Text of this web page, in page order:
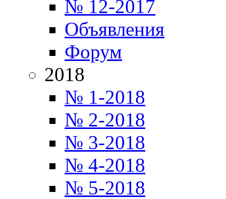
№ 12-2017
Объявления
Форум
2018
№ 1-2018
№ 2-2018
№ 3-2018
№ 4-2018
№ 5-2018